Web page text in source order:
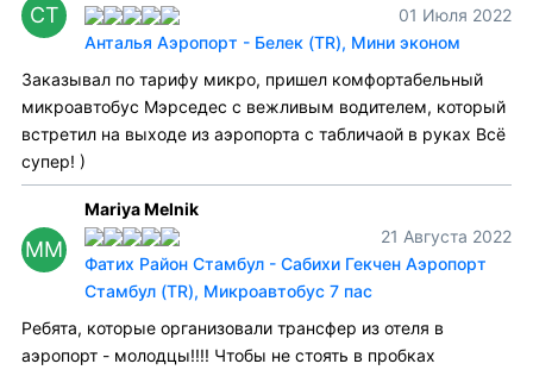
СТ
01 Июля 2022
Анталья Аэропорт - Белек (TR), Мини эконом
Заказывал по тарифу микро, пришел комфортабельный
микроавтобус Мэрседес с вежливым водителем, который
встретил на выходе из аэропорта с табличаой в руках Всё
супер! )
MM
Mariya Melnik
21 Августа 2022
Фатих Район Стамбул - Сабихи Гекчен Аэропорт
Стамбул (TR), Микроавтобус 7 пас
Ребята, которые организовали трансфер из отеля в
аэропорт - молодцы!!!! Чтобы не стоять в пробках